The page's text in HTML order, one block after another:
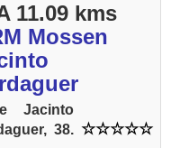
11.09 kms
Mossen
Jacinto
38.